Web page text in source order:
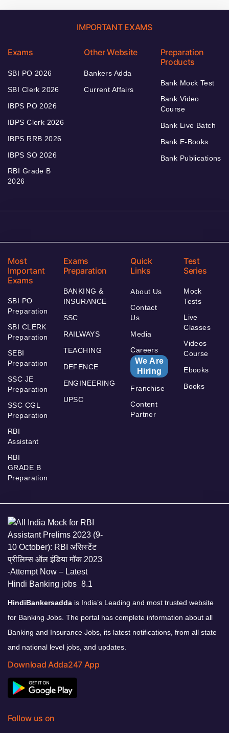
IMPORTANT EXAMS
Exams
SBI PO 2026
SBI Clerk 2026
IBPS PO 2026
IBPS Clerk 2026
IBPS RRB 2026
IBPS SO 2026
RBI Grade B
2026
Other Website
Bankers Adda
Current Affairs
Preparation
Products
Bank Mock Test
Bank Video
Course
Bank Live Batch
Bank E-Books
Bank Publications
Most
Important
Exams
SBI PO
Preparation
SBI CLERK
Preparation
SEBI
Preparation
SSC JE
Preparation
SSC CGL
Preparation
RBI
Assistant
RBI
GRADE B
Preparation
Exams
Preparation
BANKING &
INSURANCE
SSC
RAILWAYS
TEACHING
DEFENCE
ENGINEERING
UPSC
Quick
Links
About Us
Contact
Us
Media
Careers
We Are
Hiring
Franchise
Content
Partner
Test
Series
Mock
Tests
Live
Classes
Videos
Course
Ebooks
Books
HindiBankersadda is India’s Leading and most trusted website
for Banking Jobs. The portal has complete information about all
Banking and Insurance Jobs, its latest notifications, from all state
and national level jobs, and updates.
Download Adda247 App
Follow us on